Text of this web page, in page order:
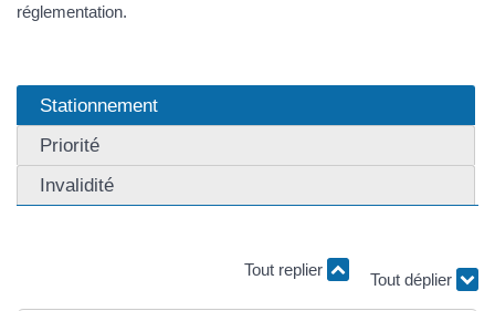
réglementation.
Stationnement
Priorité
Invalidité
Tout replier